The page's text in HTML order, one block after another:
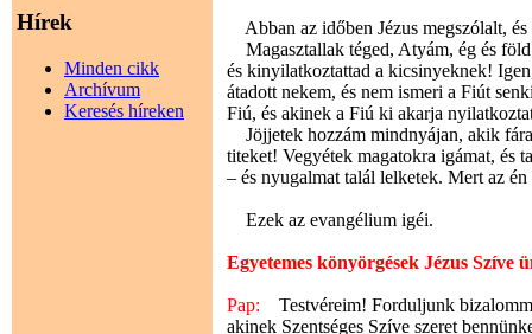
Hírek
Minden cikk
Archívum
Keresés híreken
Abban az időben Jézus megszólalt, és
Magasztallak téged, Atyám, ég és
és kinyilatkoztattad a kicsinyeknek!
átadott nekem, és nem ismeri a Fiút
Fiú, és akinek a Fiú ki akarja
Jöjjetek hozzám mindnyájan, akik
titeket! Vegyétek magatokra igámat, és
– és nyugalmat talál lelketek. Mert az
Ezek az evangélium igéi.
Egyetemes könyörgések Jézus Szíve
Pap: Testvéreim! Forduljunk
akinek Szentséges Szíve szeret